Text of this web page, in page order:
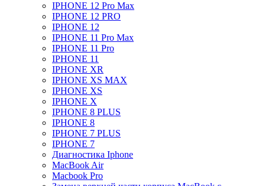
IPHONE 12 Pro Max
IPHONE 12 PRO
IPHONE 12
IPHONE 11 Pro Max
IPHONE 11 Pro
IPHONE 11
IPHONE XR
IPHONE XS MAX
IPHONE XS
IPHONE X
IPHONE 8 PLUS
IPHONE 8
IPHONE 7 PLUS
IPHONE 7
Диагностика Iphone
MacBook Air
Macbook Pro